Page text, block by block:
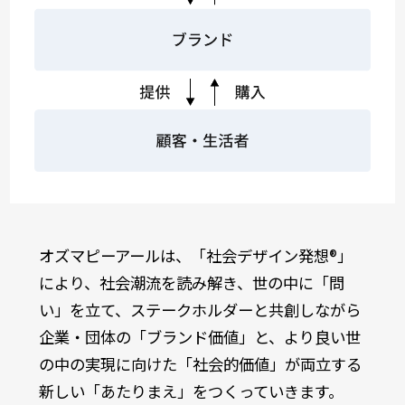
オズマピーアールは、「社会デザイン発想®」
により、社会潮流を読み解き、世の中に「問
い」を立て、ステークホルダーと共創しながら
企業・団体の「ブランド価値」と、より良い世
の中の実現に向けた「社会的価値」が両立する
新しい「あたりまえ」をつくっていきます。